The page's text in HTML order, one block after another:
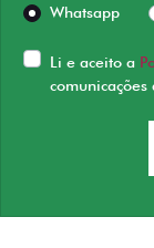
Whatsapp
Li e aceito a
comunicações